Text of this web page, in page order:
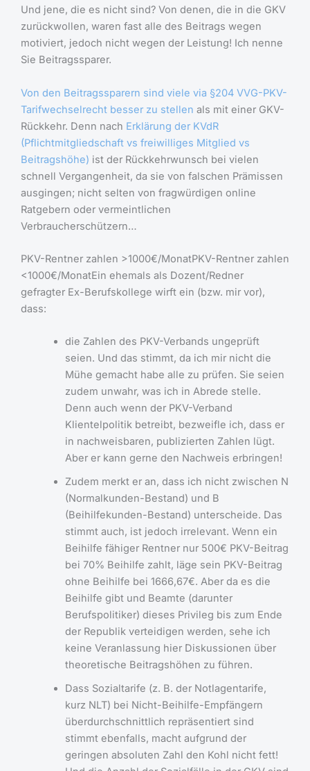
Und jene, die es nicht sind? Von denen, die in die GKV
zurückwollen, waren fast alle des Beitrags wegen
motiviert, jedoch nicht wegen der Leistung! Ich nenne
Sie Beitragssparer.
Von den Beitragssparern sind viele via §204 VVG-PKV-
Tarifwechselrecht besser zu stellen als mit einer GKV-
Rückkehr. Denn nach Erklärung der KVdR
(Pflichtmitgliedschaft vs freiwilliges Mitglied vs
Beitragshöhe) ist der Rückkehrwunsch bei vielen
schnell Vergangenheit, da sie von falschen Prämissen
ausgingen; nicht selten von fragwürdigen online
Ratgebern oder vermeintlichen
Verbraucherschützern…
PKV-Rentner zahlen >1000€/MonatPKV-Rentner zahlen
<1000€/MonatEin ehemals als Dozent/Redner
gefragter Ex-Berufskollege wirft ein (bzw. mir vor),
dass:
die Zahlen des PKV-Verbands ungeprüft
seien. Und das stimmt, da ich mir nicht die
Mühe gemacht habe alle zu prüfen. Sie seien
zudem unwahr, was ich in Abrede stelle.
Denn auch wenn der PKV-Verband
Klientelpolitik betreibt, bezweifle ich, dass er
in nachweisbaren, publizierten Zahlen lügt.
Aber er kann gerne den Nachweis erbringen!
Zudem merkt er an, dass ich nicht zwischen N
(Normalkunden-Bestand) und B
(Beihilfekunden-Bestand) unterscheide. Das
stimmt auch, ist jedoch irrelevant. Wenn ein
Beihilfe fähiger Rentner nur 500€ PKV-Beitrag
bei 70% Beihilfe zahlt, läge sein PKV-Beitrag
ohne Beihilfe bei 1666,67€. Aber da es die
Beihilfe gibt und Beamte (darunter
Berufspolitiker) dieses Privileg bis zum Ende
der Republik verteidigen werden, sehe ich
keine Veranlassung hier Diskussionen über
theoretische Beitragshöhen zu führen.
Dass Sozialtarife (z. B. der Notlagentarife,
kurz NLT) bei Nicht-Beihilfe-Empfängern
überdurchschnittlich repräsentiert sind
stimmt ebenfalls, macht aufgrund der
geringen absoluten Zahl den Kohl nicht fett!